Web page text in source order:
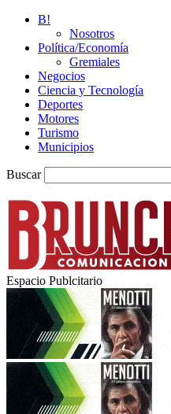
B!
Nosotros
Política/Economía
Gremiales
Negocios
Ciencia y Tecnología
Deportes
Motores
Turismo
Municipios
Buscar
Espacio Publcitario